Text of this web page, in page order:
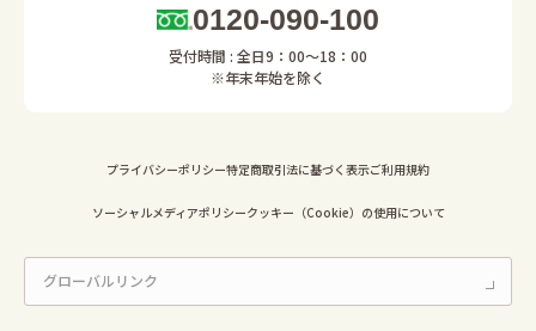
0120-090-100
受付時間 : 全日9：00～18：00
※年末年始を除く
プライバシーポリシー特定商取引法に基づく表示ご利用規約
ソーシャルメディアポリシークッキー（Cookie）の使用について